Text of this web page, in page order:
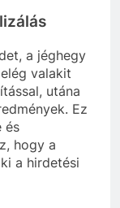
a jéghegy
valakit
utána
Ez
és
hogy a
a hirdetési